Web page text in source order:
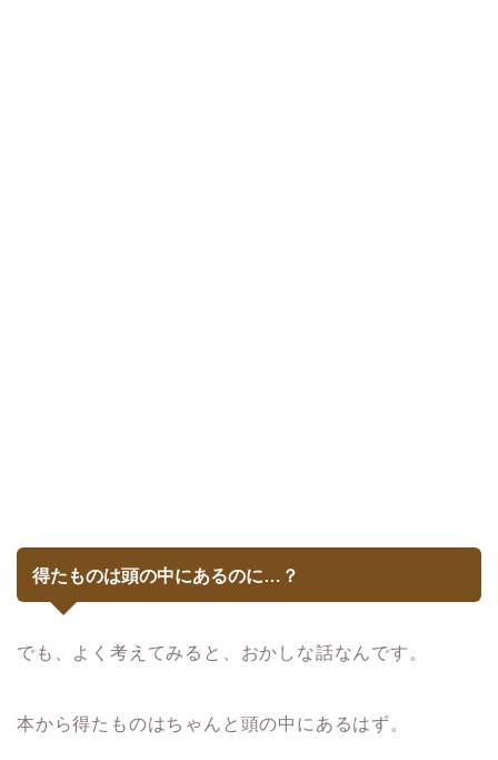
得たものは頭の中にあるのに…？
でも、よく考えてみると、おかしな話なんです。
本から得たものはちゃんと頭の中にあるはず。